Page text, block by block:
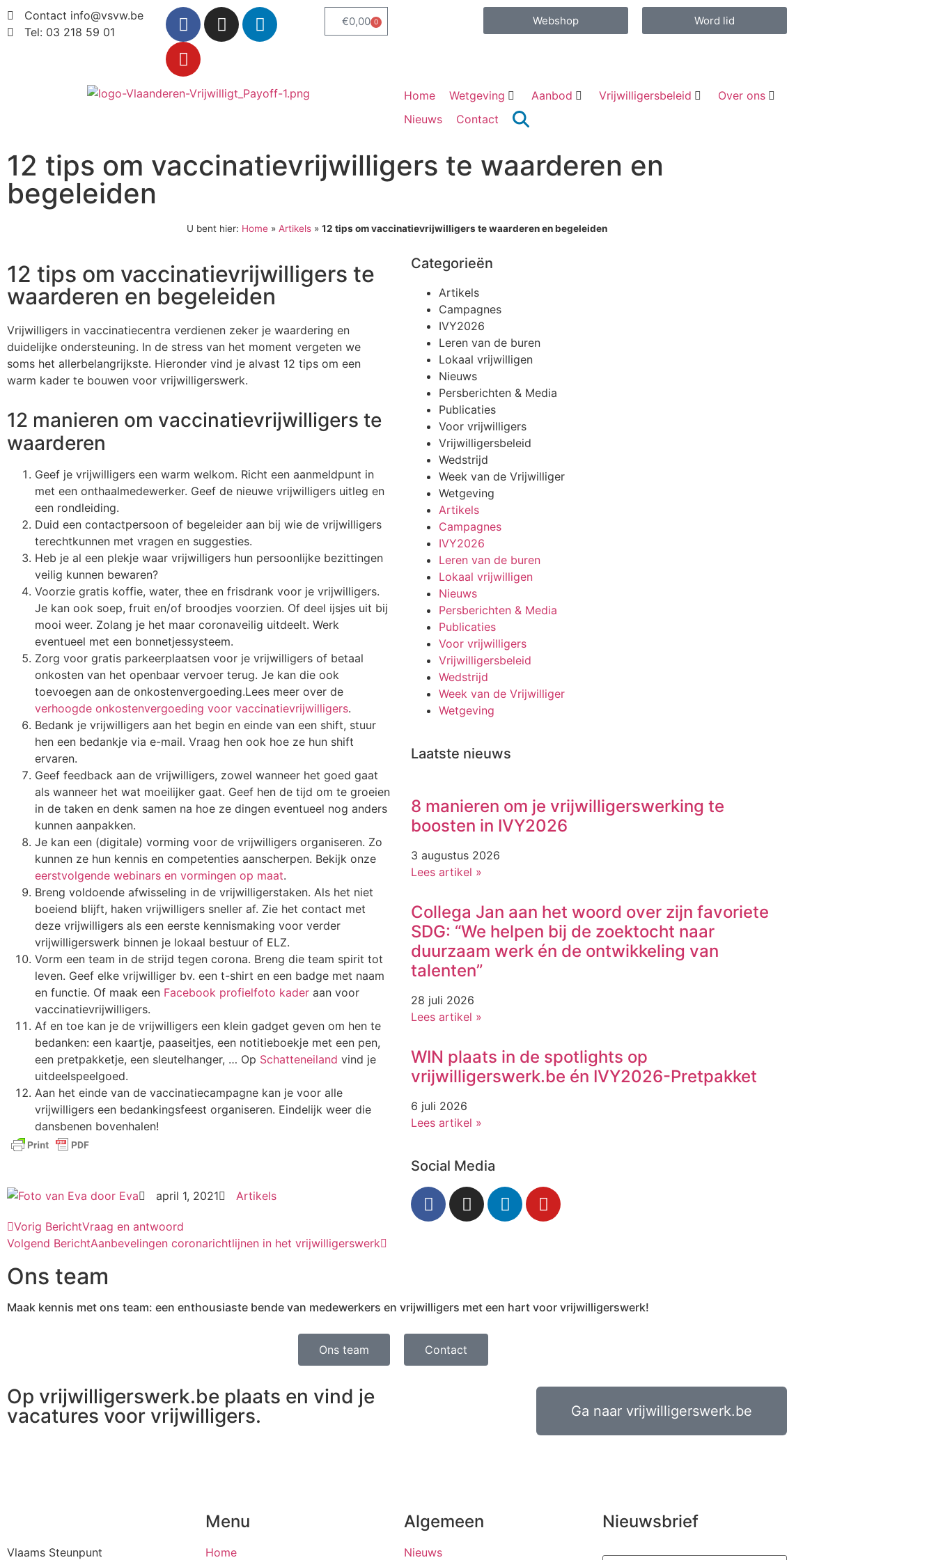
Contact info@vsvw.be
Tel: 03 218 59 01
€0,00 0 Webshop Word lid
Home Wetgeving Aanbod Vrijwilligersbeleid
Over ons
Nieuws
Contact
12 tips om vaccinatievrijwilligers te waarderen en
begeleiden
U bent hier: Home » Artikels » 12 tips om vaccinatievrijwilligers te waarderen en begeleiden
12 tips om vaccinatievrijwilligers te
waarderen en begeleiden
Vrijwilligers in vaccinatiecentra verdienen zeker je waardering en
duidelijke ondersteuning. In de stress van het moment vergeten we
soms het allerbelangrijkste. Hieronder vind je alvast 12 tips om een
warm kader te bouwen voor vrijwilligerswerk.
12 manieren om vaccinatievrijwilligers te
waarderen
Geef je vrijwilligers een warm welkom. Richt een aanmeldpunt in
met een onthaalmedewerker. Geef de nieuwe vrijwilligers uitleg en
een rondleiding.
Duid een contactpersoon of begeleider aan bij wie de vrijwilligers
terechtkunnen met vragen en suggesties.
Heb je al een plekje waar vrijwilligers hun persoonlijke bezittingen
veilig kunnen bewaren?
Voorzie gratis koffie, water, thee en frisdrank voor je vrijwilligers.
Je kan ook soep, fruit en/of broodjes voorzien. Of deel ijsjes uit bij
mooi weer. Zolang je het maar coronaveilig uitdeelt. Werk
eventueel met een bonnetjessysteem.
Zorg voor gratis parkeerplaatsen voor je vrijwilligers of betaal
onkosten van het openbaar vervoer terug. Je kan die ook
toevoegen aan de onkostenvergoeding.Lees meer over de
verhoogde onkostenvergoeding voor vaccinatievrijwilligers.
Bedank je vrijwilligers aan het begin en einde van een shift, stuur
hen een bedankje via e-mail. Vraag hen ook hoe ze hun shift
ervaren.
Geef feedback aan de vrijwilligers, zowel wanneer het goed gaat
als wanneer het wat moeilijker gaat. Geef hen de tijd om te groeien
in de taken en denk samen na hoe ze dingen eventueel nog anders
kunnen aanpakken.
Je kan een (digitale) vorming voor de vrijwilligers organiseren. Zo
kunnen ze hun kennis en competenties aanscherpen. Bekijk onze
eerstvolgende webinars en vormingen op maat.
Breng voldoende afwisseling in de vrijwilligerstaken. Als het niet
boeiend blijft, haken vrijwilligers sneller af. Zie het contact met
deze vrijwilligers als een eerste kennismaking voor verder
vrijwilligerswerk binnen je lokaal bestuur of ELZ.
Vorm een team in de strijd tegen corona. Breng die team spirit tot
leven. Geef elke vrijwilliger bv. een t-shirt en een badge met naam
en functie. Of maak een Facebook profielfoto kader aan voor
vaccinatievrijwilligers.
Af en toe kan je de vrijwilligers een klein gadget geven om hen te
bedanken: een kaartje, paaseitjes, een notitieboekje met een pen,
een pretpakketje, een sleutelhanger, … Op Schatteneiland vind je
uitdeelspeelgoed.
Aan het einde van de vaccinatiecampagne kan je voor alle
vrijwilligers een bedankingsfeest organiseren. Eindelijk weer die
dansbenen bovenhalen!
door Eva april 1, 2021 Artikels
Vorig BerichtVraag en antwoord
Volgend BerichtAanbevelingen coronarichtlijnen in het vrijwilligerswerk
Categorieën
Artikels
Campagnes
IVY2026
Leren van de buren
Lokaal vrijwilligen
Nieuws
Persberichten & Media
Publicaties
Voor vrijwilligers
Vrijwilligersbeleid
Wedstrijd
Week van de Vrijwilliger
Wetgeving
Artikels
Campagnes
IVY2026
Leren van de buren
Lokaal vrijwilligen
Nieuws
Persberichten & Media
Publicaties
Voor vrijwilligers
Vrijwilligersbeleid
Wedstrijd
Week van de Vrijwilliger
Wetgeving
Laatste nieuws
8 manieren om je vrijwilligerswerking te
boosten in IVY2026
3 augustus 2026
Lees artikel »
Collega Jan aan het woord over zijn favoriete
SDG: “We helpen bij de zoektocht naar
duurzaam werk én de ontwikkeling van
talenten”
28 juli 2026
Lees artikel »
WIN plaats in de spotlights op
vrijwilligerswerk.be én IVY2026-Pretpakket
6 juli 2026
Lees artikel »
Social Media
Ons team
Maak kennis met ons team: een enthousiaste bende van medewerkers en vrijwilligers met een hart voor vrijwilligerswerk!
Ons team Contact
Op vrijwilligerswerk.be plaats en vind je
vacatures voor vrijwilligers.
Ga naar vrijwilligerswerk.be
Vlaams Steunpunt
Menu
Home
Algemeen
Nieuws
Nieuwsbrief